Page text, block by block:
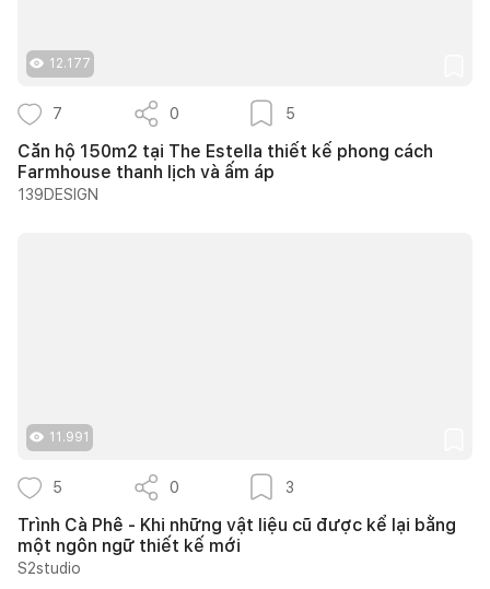
12.177
7 0 5
Căn hộ 150m2 tại The Estella thiết kế phong cách
Farmhouse thanh lịch và ấm áp
139DESIGN
11.991
5 0 3
Trình Cà Phê - Khi những vật liệu cũ được kể lại bằng
một ngôn ngữ thiết kế mới
S2studio